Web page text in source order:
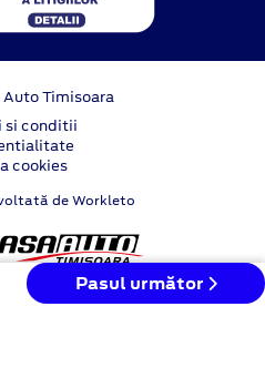
Pasul următor
Timisoara
si conditii
cookies
de Workleto